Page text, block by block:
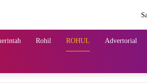
Rohil ROHUL Advertorial